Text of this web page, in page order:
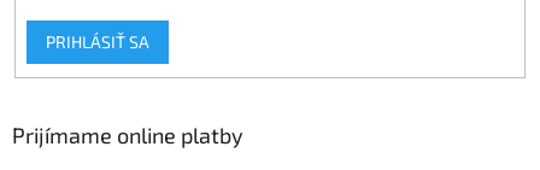
PRIHLÁSIŤ SA
Prijímame online platby